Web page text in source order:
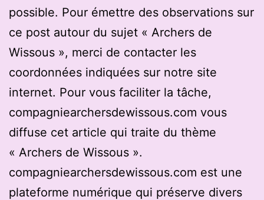
possible. Pour émettre des observations sur
ce post autour du sujet « Archers de
Wissous », merci de contacter les
coordonnées indiquées sur notre site
internet. Pour vous faciliter la tâche,
compagniearchersdewissous.com vous
diffuse cet article qui traite du thème
« Archers de Wissous ».
compagniearchersdewissous.com est une
plateforme numérique qui préserve divers